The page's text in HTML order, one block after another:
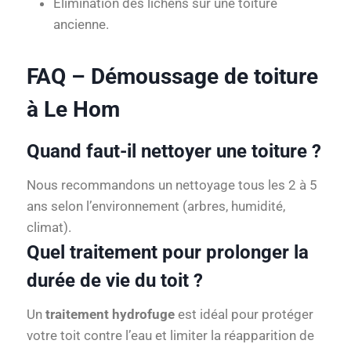
Élimination des lichens sur une toiture
ancienne.
FAQ – Démoussage de toiture
à Le Hom
Quand faut-il nettoyer une toiture ?
Nous recommandons un nettoyage tous les 2 à 5
ans selon l’environnement (arbres, humidité,
climat).
Quel traitement pour prolonger la
durée de vie du toit ?
Un traitement hydrofuge est idéal pour protéger
votre toit contre l’eau et limiter la réapparition de